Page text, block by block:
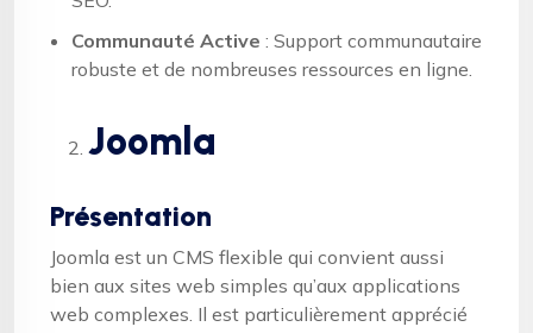
Communauté Active : Support communautaire
robuste et de nombreuses ressources en ligne.
Joomla
Présentation
Joomla est un CMS flexible qui convient aussi
bien aux sites web simples qu’aux applications
web complexes. Il est particulièrement apprécié